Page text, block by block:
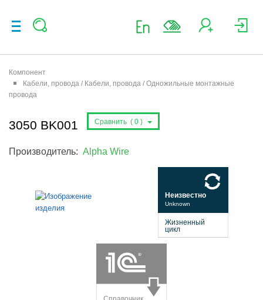
Компонент
Кабели, провода / Кабели, провода / Одножильные монтажные
провода
3050 BK001 Сравнить ( 0 )
Производитель: Alpha Wire